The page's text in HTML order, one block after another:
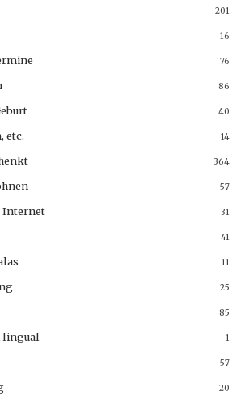
201
16
76
86
40
14
etc.
364
57
31
Internet
41
11
25
85
1
lingual
57
20